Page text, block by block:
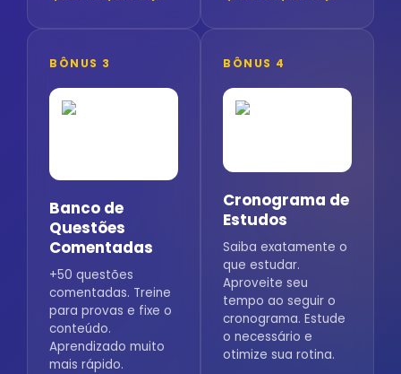
BÔNUS 3
Banco de
Questões
Comentadas
+50 questões
comentadas. Treine
para provas e fixe o
conteúdo.
Aprendizado muito
mais rápido.
BÔNUS 4
Cronograma de
Estudos
Saiba exatamente o
que estudar.
Aproveite seu
tempo ao seguir o
cronograma. Estude
o necessário e
otimize sua rotina.